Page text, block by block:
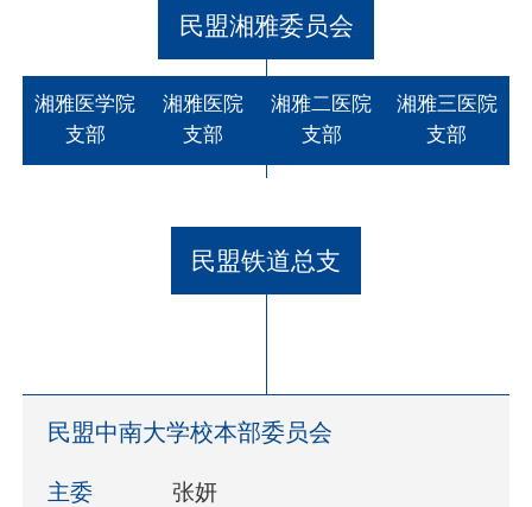
民盟湘雅委员会
湘雅医学院
支部
湘雅医院
支部
湘雅二医院
支部
湘雅三医院
支部
民盟铁道总支
民盟中南大学校本部委员会
主委 张妍